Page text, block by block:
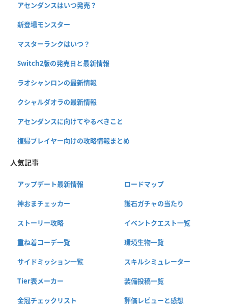
アセンダンスはいつ発売？
新登場モンスター
マスターランクはいつ？
Switch2版の発売日と最新情報
ラオシャンロンの最新情報
クシャルダオラの最新情報
アセンダンスに向けてやるべきこと
復帰プレイヤー向けの攻略情報まとめ
人気記事
アップデート最新情報 ロードマップ
神おまチェッカー 護石ガチャの当たり
ストーリー攻略 イベントクエスト一覧
重ね着コーデ一覧 環境生物一覧
サイドミッション一覧 スキルシミュレーター
Tier表メーカー 装備投稿一覧
金冠チェックリスト 評価レビューと感想